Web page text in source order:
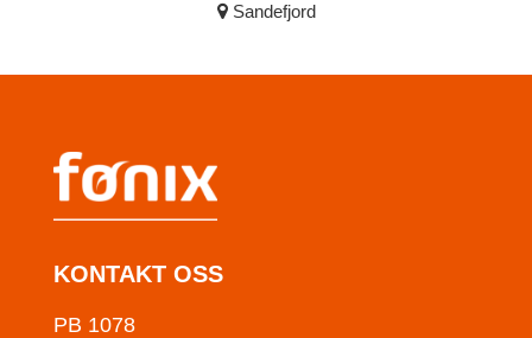
Sandefjord
KONTAKT OSS
PB 1078